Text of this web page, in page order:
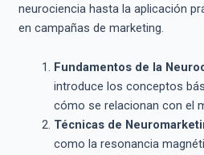
neurociencia hasta la aplicación
en campañas de marketing.
Fundamentos de la
introduce los conceptos
cómo se relacionan con el
Técnicas de
como la resonancia